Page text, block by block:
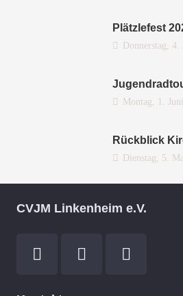
Plätzlefest
Donnerstag, 4.
Montag, 1.
Rückblick
Dienstag, 5.
CVJM Linkenheim e.V.